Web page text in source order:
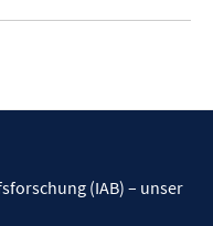
(IAB) – unser